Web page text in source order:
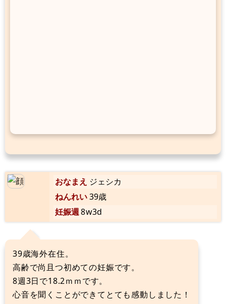
おなまえ ジェシカ
ねんれい39歳
妊娠週8w3d
39歳海外在住。
高齢で尚且つ初めての妊娠です。
8週3日で18.2ｍｍです。
心音を聞くことができてとても感動しました！